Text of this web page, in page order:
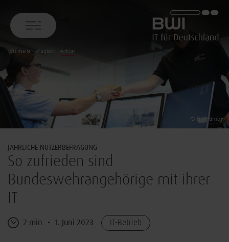
BWI GmbH
Startseite Magazin Artikel
© BWI GmbH
JÄHRLICHE NUTZERBEFRAGUNG
So zufrieden sind
Bundeswehrangehörige mit ihrer
2 min 1. Juni 2023 IT-Betrieb